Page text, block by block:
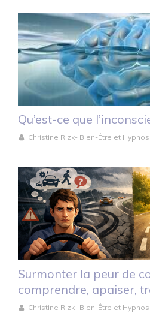
Qu’est-ce que
Christine Rizk- Bien-Être et
Surmonter la peur de
comprendre, apaiser,
Christine Rizk- Bien-Être et